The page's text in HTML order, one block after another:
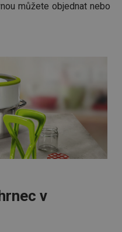
můžete objednat nebo
v